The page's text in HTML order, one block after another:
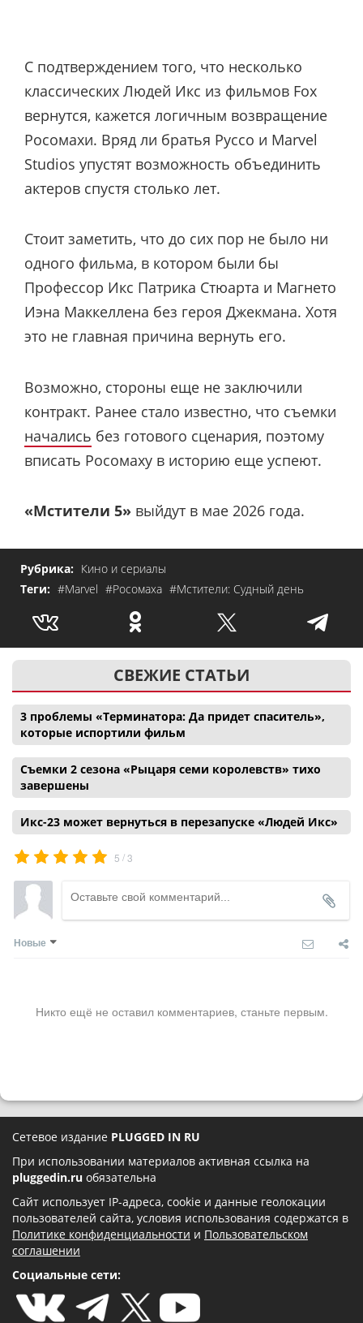
С подтверждением того, что несколько
классических Людей Икс из фильмов Fox
вернутся, кажется логичным возвращение
Росомахи. Вряд ли братья Руссо и Marvel
Studios упустят возможность объединить
актеров спустя столько лет.
Стоит заметить, что до сих пор не было ни
одного фильма, в котором были бы
Профессор Икс Патрика Стюарта и Магнето
Иэна Маккеллена без героя Джекмана. Хотя
это не главная причина вернуть его.
Возможно, стороны еще не заключили
контракт. Ранее стало известно, что съемки
начались без готового сценария, поэтому
вписать Росомаху в историю еще успеют.
«Мстители 5» выйдут в мае 2026 года.
Рубрика: Кино и сериалы
Теги: #Marvel #Росомаха #Мстители: Судный день
СВЕЖИЕ СТАТЬИ
3 проблемы «Терминатора: Да придет спаситель»,
которые испортили фильм
Съемки 2 сезона «Рыцаря семи королевств» тихо
завершены
Икс-23 может вернуться в перезапуске «Людей Икс»
5 /3
Новые
Никто ещё не оставил комментариев, станьте первым.
Сетевое издание PLUGGED IN RU
При использовании материалов активная ссылка на
pluggedin.ru обязательна
Сайт использует IP-адреса, cookie и данные геолокации
пользователей сайта, условия использования содержатся в
Политике конфиденциальности и Пользовательском
соглашении
Социальные сети: